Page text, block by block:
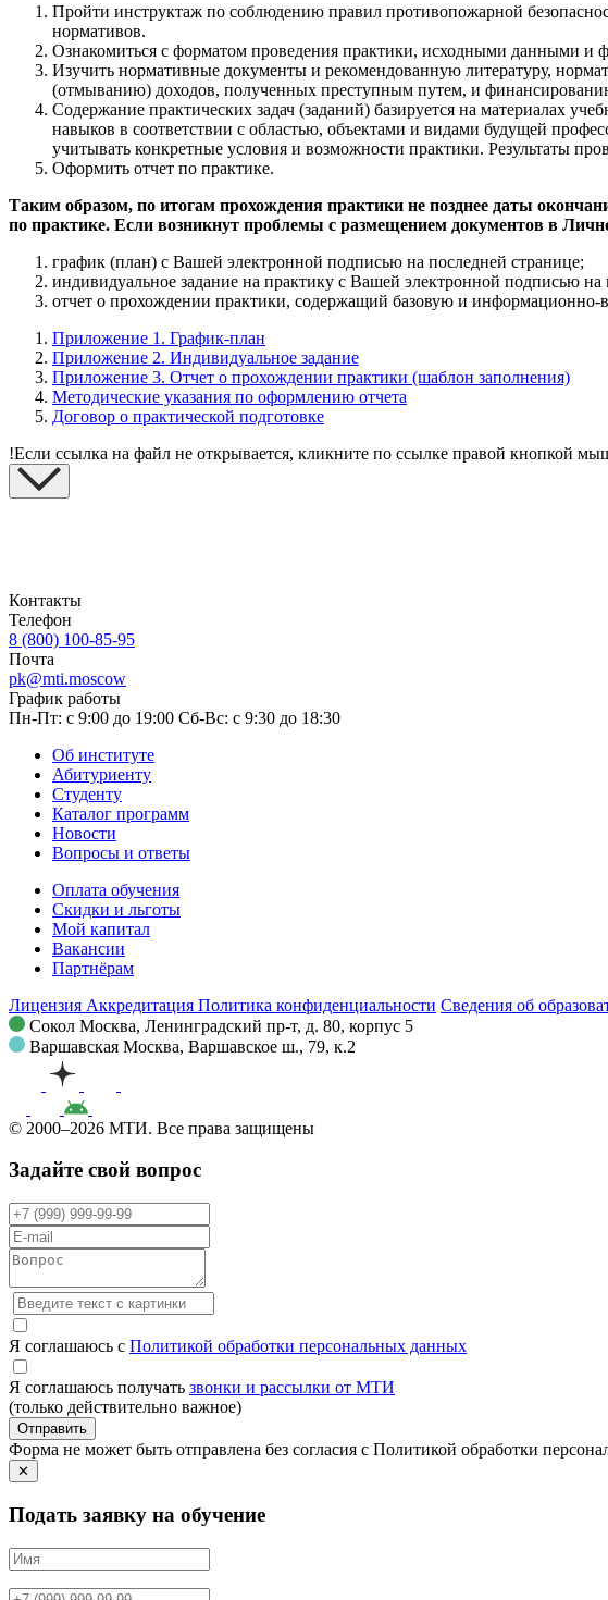
Пройти инструктаж по соблюдению правил противопожарной
нормативов.
Ознакомиться с форматом проведения практики, исходными данными и
Изучить нормативные документы и рекомендованную литературу,
(отмыванию) доходов, полученных преступным путем, и
Содержание практических задач (заданий) базируется на материалах
навыков в соответствии с областью, объектами и видами будущей
учитывать конкретные условия и возможности практики. Результаты
Оформить отчет по практике.
Таким образом, по итогам прохождения практики не позднее даты
по практике. Если возникнут проблемы с размещением документов в
график (план) с Вашей электронной подписью на последней странице;
индивидуальное задание на практику с Вашей электронной подписью на
отчет о прохождении практики, содержащий базовую и
Приложение 1. График-план
Приложение 2. Индивидуальное задание
Приложение 3. Отчет о прохождении практики (шаблон заполнения)
Методические указания по оформлению отчета
Договор о практической подготовке
!Если ссылка на файл не открывается, кликните по ссылке правой кнопкой
Контакты
Телефон
8 (800) 100-85-95
Почта
pk@mti.moscow
График работы
Пн-Пт: с 9:00 до 19:00 Сб-Вс: с 9:30 до 18:30
Об институте
Абитуриенту
Студенту
Каталог программ
Новости
Вопросы и ответы
Оплата обучения
Скидки и льготы
Мой капитал
Вакансии
Партнёрам
Лицензия Аккредитация Политика конфиденциальности Сведения об
Сокол Москва, Ленинградский пр-т, д. 80, корпус 5
Варшавская Москва, Варшавское ш., 79, к.2
© 2000–2026 МТИ. Все права защищены
Задайте свой вопрос
Я соглашаюсь с Политикой обработки персональных данных
Я соглашаюсь получать звонки и рассылки от МТИ
(только действительно важное)
Отправить
Форма не может быть отправлена без согласия с Политикой обработки
✕
Подать заявку на обучение